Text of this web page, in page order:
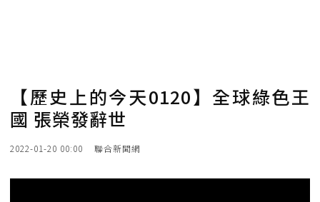
【歷史上的今天0120】全球綠色王
國 張榮發辭世
2022-01-20 00:00 聯合新聞網